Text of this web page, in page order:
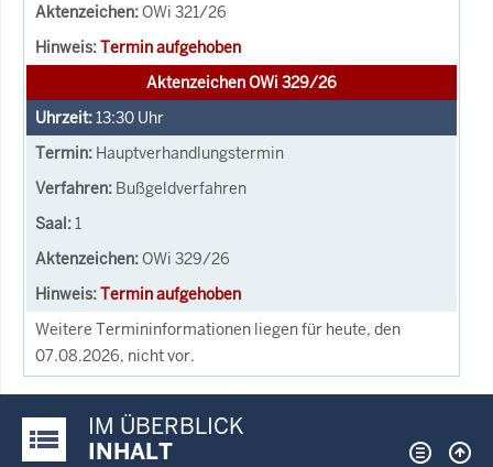
OWi 321/26
Termin aufgehoben
Aktenzeichen OWi 329/26
13:30 Uhr
Hauptverhandlungstermin
Bußgeldverfahren
1
OWi 329/26
Termin aufgehoben
Weitere Termininformationen liegen für heute, den
07.08.2026, nicht vor.
Justiz-Portal im Überblick:
IM ÜBERBLICK
INHALT